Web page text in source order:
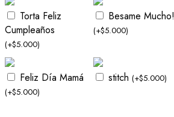
Torta Feliz
Cumpleaños
(+$5.000)
Besame Mucho!
(+$5.000)
Feliz Día Mamá
(+$5.000)
stitch(+$5.000)